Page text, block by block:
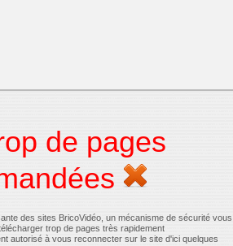
de pages
des sites BricoVidéo, un mécanisme de sécurité vous
trop de pages très rapidement
autorisé à vous reconnecter sur le site d'ici quelques